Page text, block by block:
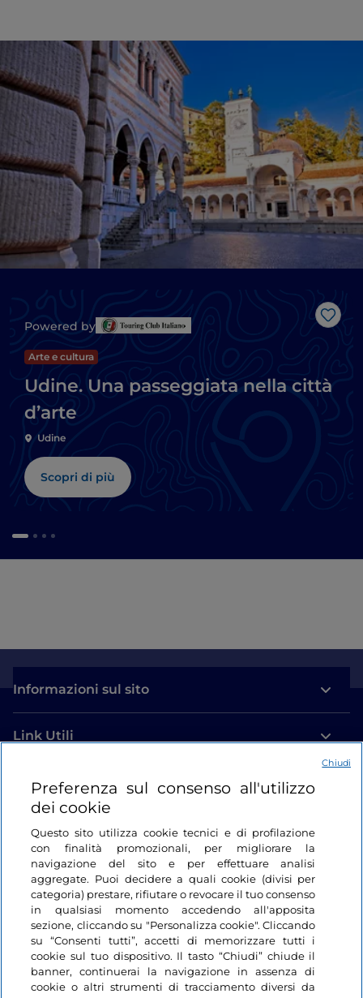
Like
Powered by
Arte e cultura
Udine. Una passeggiata nella città
d’arte
Udine
Scopri di più
Informazioni sul sito
Link Utili
Login
Restiamo in contatto
Preferenza sul consenso all'utilizzo
dei cookie
Questo sito utilizza cookie tecnici e di profilazione
con finalità promozionali, per migliorare la
navigazione del sito e per effettuare analisi
aggregate. Puoi decidere a quali cookie (divisi per
categoria) prestare, rifiutare o revocare il tuo consenso
in qualsiasi momento accedendo all'apposita
sezione, cliccando su "Personalizza cookie". Cliccando
su “Consenti tutti”, accetti di memorizzare tutti i
cookie sul tuo dispositivo. Il tasto “Chiudi” chiude il
banner, continuerai la navigazione in assenza di
cookie o altri strumenti di tracciamento diversi da
Chiudi